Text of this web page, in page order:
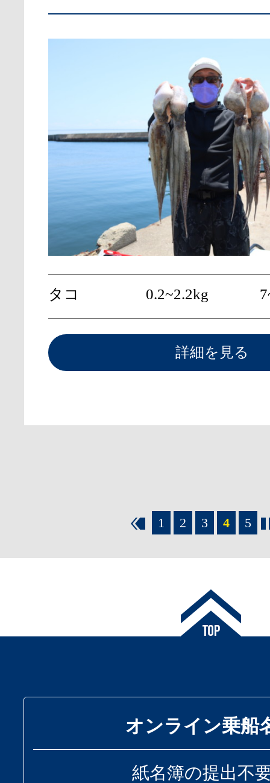
タコ 0.2~2.2kg
詳細を見る
1 2 3 4 5
オンライン乗船
紙名簿の提出不